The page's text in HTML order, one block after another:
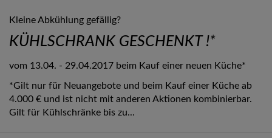
Kleine Abkühlung gefällig?
KÜHLSCHRANK GESCHENKT !*
vom 13.04. - 29.04.2017 beim Kauf einer neuen Küche*
*Gilt nur für Neuangebote und beim Kauf einer Küche ab
4.000 € und ist nicht mit anderen Aktionen kombinierbar.
Gilt für Kühlschränke bis zu...